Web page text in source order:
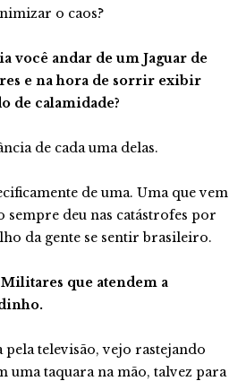
o caos?
você andar de um Jaguar de
e na hora de sorrir exibir
de calamidade?
de cada uma delas.
de uma. Uma que vem
deu nas catástrofes por
da gente se sentir brasileiro.
que atendem a
pela televisão, vejo rastejando
uma taquara na mão, talvez para